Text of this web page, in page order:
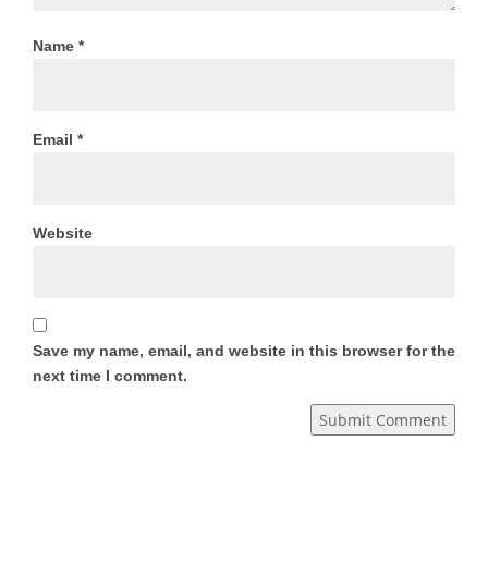
Name *
Email *
Website
Save my name, email, and website in this browser for the
next time I comment.
Submit Comment